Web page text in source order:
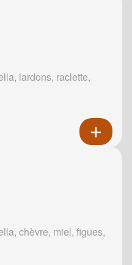
lardons, raclette,
chèvre, miel, figues,